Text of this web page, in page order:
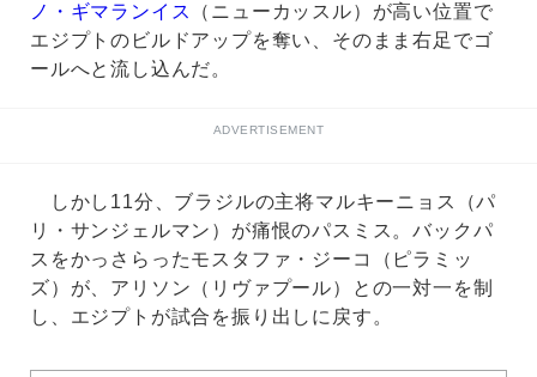
ノ・ギマランイス
（ニューカッスル）が高い位置で
エジプトのビルドアップを奪い、そのまま右足でゴ
ールへと流し込んだ。
ADVERTISEMENT
しかし11分、ブラジルの主将マルキーニョス（パ
リ・サンジェルマン）が痛恨のパスミス。バックパ
スをかっさらったモスタファ・ジーコ（ピラミッ
ズ）が、アリソン（リヴァプール）との一対一を制
し、エジプトが試合を振り出しに戻す。